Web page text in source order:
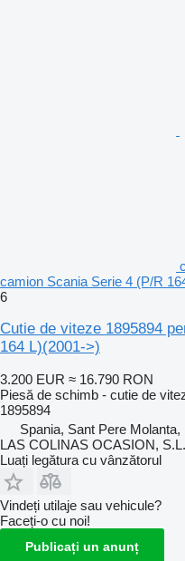
camion Scania Serie 4 (P/R
6
Cutie de viteze 1895894
164 L)(2001->)
3.200 EUR ≈ 16.790 RON
Piesă de schimb - cutie de
1895894
Spania, Sant Pere Molanta,
LAS COLINAS OCASION, S.L.
Luați legătura cu vânzătorul
Vindeți utilaje sau vehicule?
Faceți-o cu noi!
Publicați un anunț